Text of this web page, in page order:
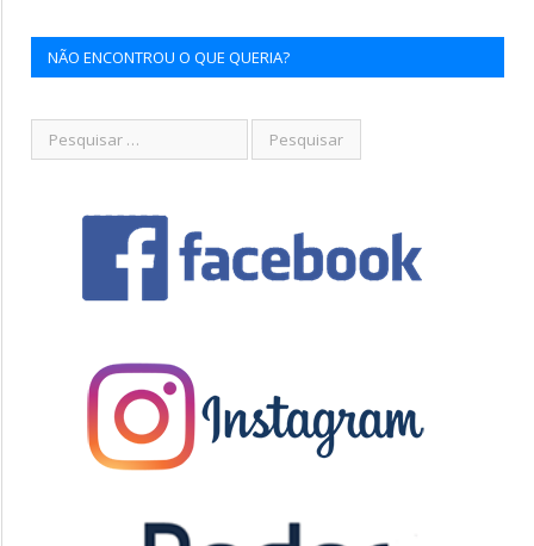
NÃO ENCONTROU O QUE QUERIA?